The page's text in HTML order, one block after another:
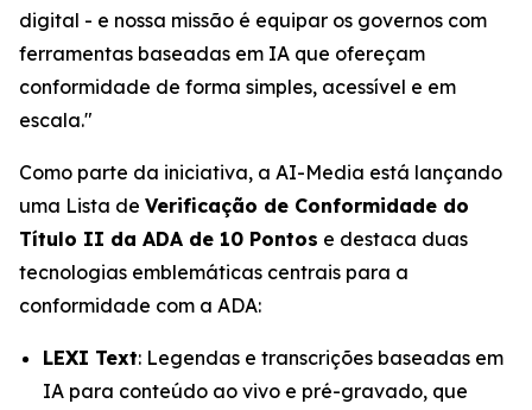
digital - e nossa missão é equipar os governos com
ferramentas baseadas em IA que ofereçam
conformidade de forma simples, acessível e em
escala."
Como parte da iniciativa, a AI-Media está lançando
uma Lista de Verificação de Conformidade do
Título II da ADA de 10 Pontos e destaca duas
tecnologias emblemáticas centrais para a
conformidade com a ADA:
LEXI Text: Legendas e transcrições baseadas em
IA para conteúdo ao vivo e pré-gravado, que